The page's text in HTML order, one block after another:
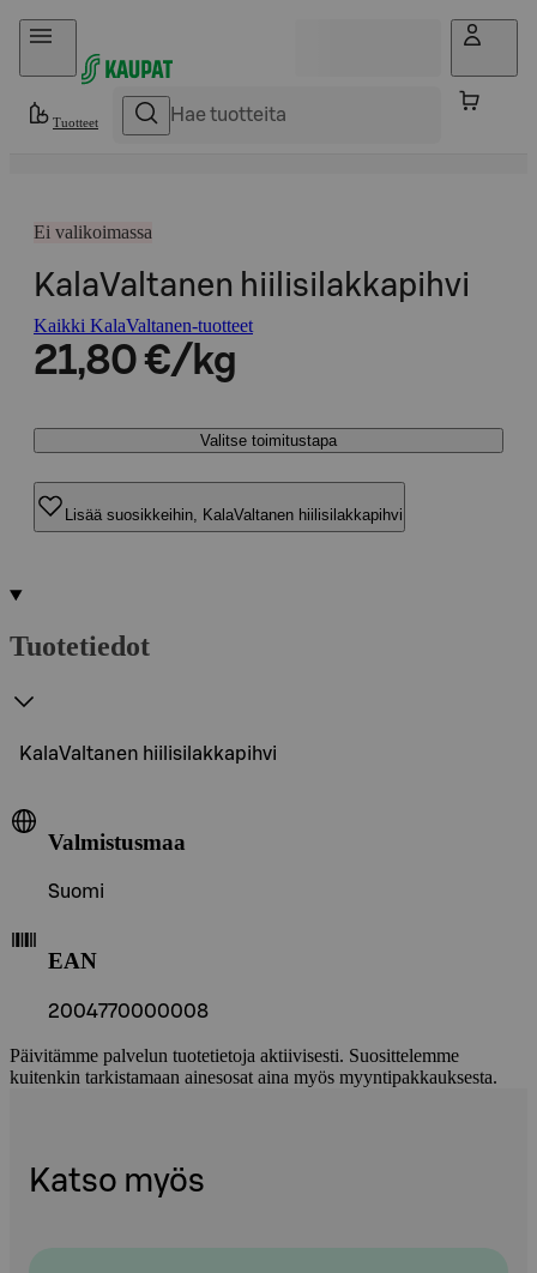
Hyppää sisältöön
Tuotteet
Ei valikoimassa
KalaValtanen hiilisilakkapihvi
Kaikki KalaValtanen-tuotteet
21,80 €/kg
Valitse toimitustapa
Lisää suosikkeihin, KalaValtanen hiilisilakkapihvi
Tuotetiedot
KalaValtanen hiilisilakkapihvi
Valmistusmaa
Suomi
EAN
2004770000008
Päivitämme palvelun tuotetietoja aktiivisesti. Suosittelemme
kuitenkin tarkistamaan ainesosat aina myös myyntipakkauksesta.
Katso myös